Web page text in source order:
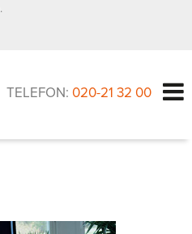
TELEFON: 020-21 32 00
.